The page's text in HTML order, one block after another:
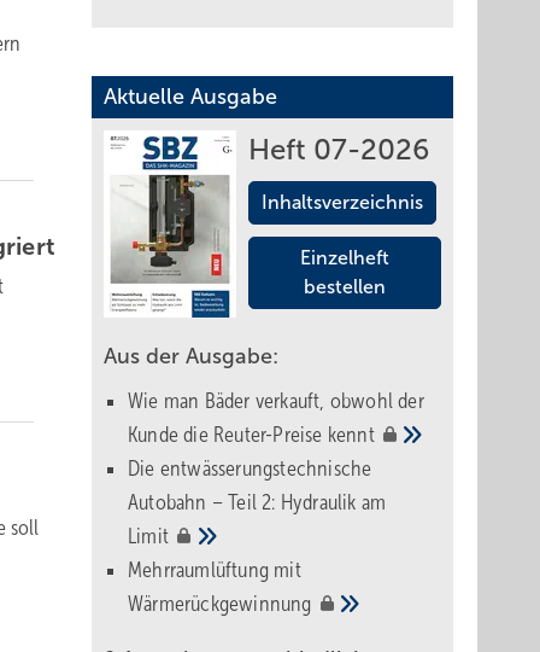
soll
Aktuelle Ausgabe
Heft 07-2026
Inhaltsverzeichnis
Einzelheft
bestellen
Aus der Ausgabe:
Wie man Bäder verkauft, obwohl der
Kunde die Reuter-Preise kennt
Die entwässerungstechnische
Autobahn – Teil 2: Hydraulik am
Limit
Mehrraumlüftung mit
Wärmerückgewinnung